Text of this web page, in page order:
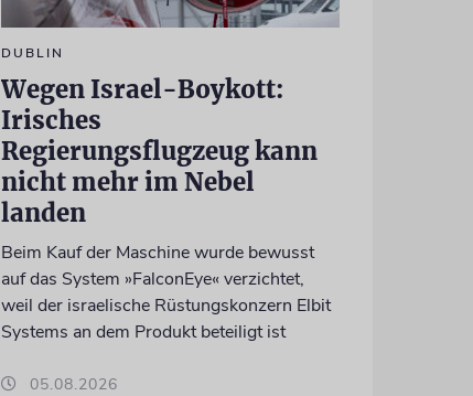
DUBLIN
Wegen Israel-Boykott:
Irisches
Regierungsflugzeug kann
nicht mehr im Nebel
landen
Beim Kauf der Maschine wurde bewusst
auf das System »FalconEye« verzichtet,
weil der israelische Rüstungskonzern Elbit
Systems an dem Produkt beteiligt ist
05.08.2026